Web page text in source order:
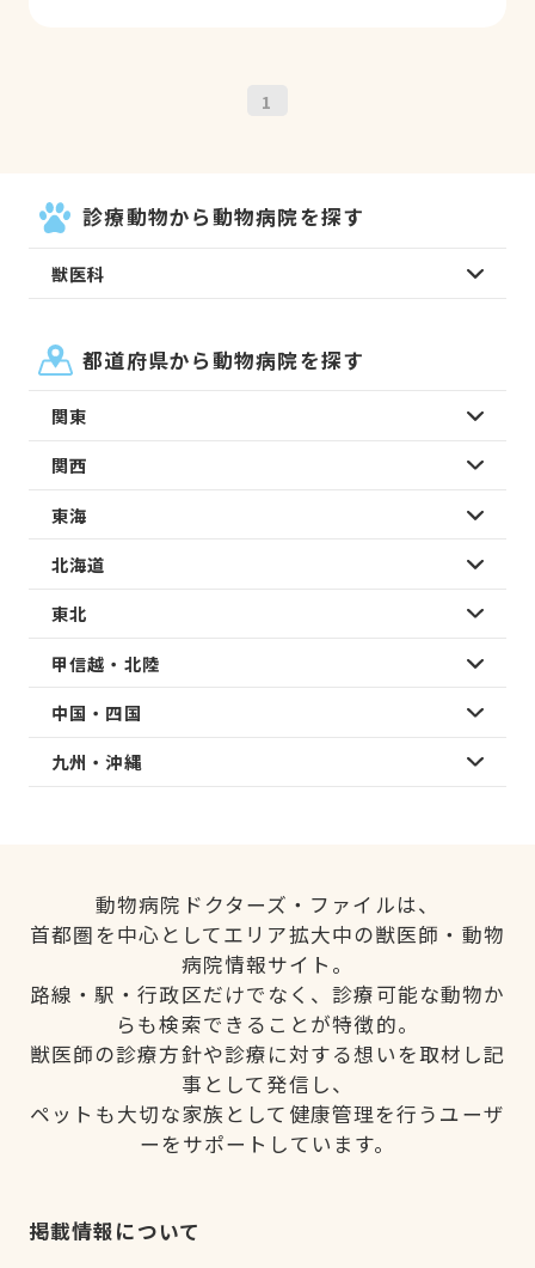
1
診療動物から動物病院を探す
獣医科
都道府県から動物病院を探す
関東
関西
東海
北海道
東北
甲信越・北陸
中国・四国
九州・沖縄
動物病院ドクターズ・ファイルは、
首都圏を中心としてエリア拡大中の獣医師・動物
病院情報サイト。
路線・駅・行政区だけでなく、診療可能な動物か
らも検索できることが特徴的。
獣医師の診療方針や診療に対する想いを取材し記
事として発信し、
ペットも大切な家族として健康管理を行うユーザ
ーをサポートしています。
掲載情報について